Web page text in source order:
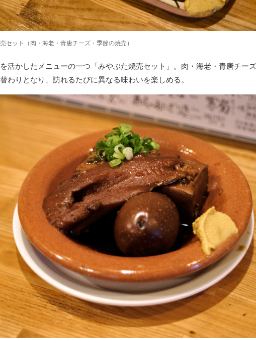
セット（肉・海老・青唐チーズ・季節の焼売）
活かしたメニューの一つ「みやぶた焼売セット」。肉・海老・青唐チー
わりとなり、訪れるたびに異なる味わいを楽しめる。